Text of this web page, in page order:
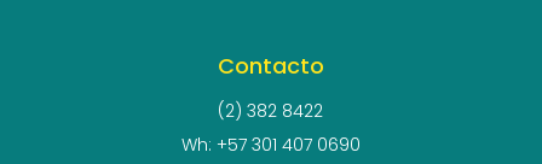
Contacto
(2) 382 8422
Wh: +57 301 407 0690